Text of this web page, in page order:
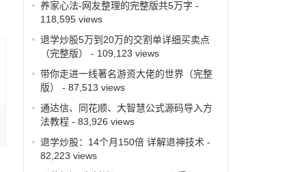
养家心法-网友整理的完整版共5万字 -
118,595 views
退学炒股5万到20万的交割单详细买卖点
（完整版）
- 109,123 views
带你走进一线著名游资大佬的世界（完整
版）
- 87,513 views
通达信、同花顺、大智慧公式源码导入方
法教程- 83,926 views
退学炒股：14个月150倍 详解退神技术 -
82,223 views